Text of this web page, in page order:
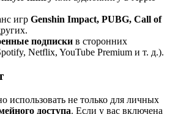
игр Genshin Impact, PUBG, Call of
подписки в сторонних
Netflix, YouTube Premium и т. д.).
использовать не только для личных
доступа. Если у вас включена